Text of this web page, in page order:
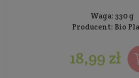
Waga: 330 g
Producent: Bio
18,99 zł